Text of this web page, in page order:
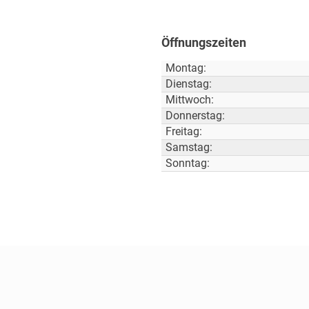
Öffnungszeiten
Montag:
Dienstag:
Mittwoch:
Donnerstag:
Freitag:
Samstag:
Sonntag: